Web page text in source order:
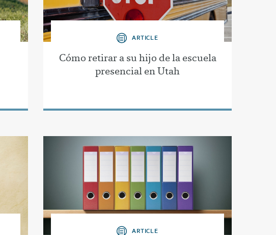
ARTICLE
Cómo retirar a su hijo de la escuela
presencial en Utah
ARTICLE